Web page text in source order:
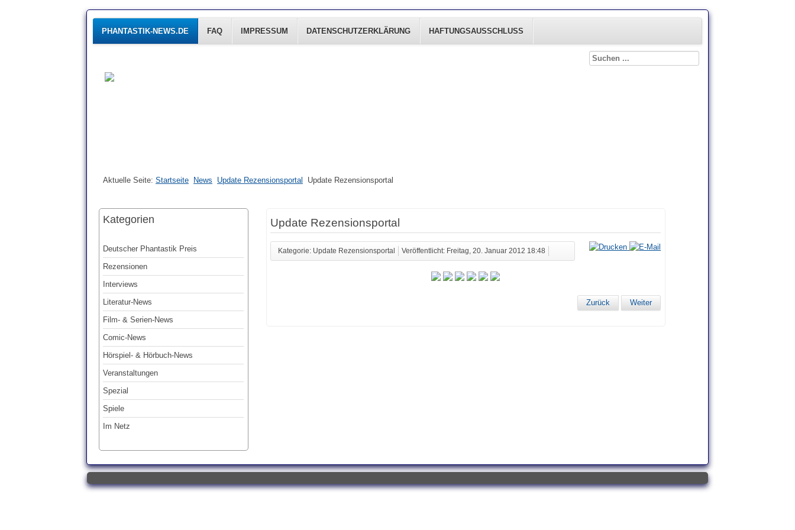
PHANTASTIK-NEWS.DE FAQ IMPRESSUM DATENSCHUTZERKLÄRUNG HAFTUNGSAUSSCHLUSS
Aktuelle Seite: Startseite News Update Rezensionsportal Update Rezensionsportal
Kategorien
Deutscher Phantastik Preis
Rezensionen
Interviews
Literatur-News
Film- & Serien-News
Comic-News
Hörspiel- & Hörbuch-News
Veranstaltungen
Spezial
Spiele
Im Netz
Update Rezensionsportal
Kategorie: Update Rezensionsportal Veröffentlicht: Freitag, 20. Januar 2012 18:48
Zurück Weiter